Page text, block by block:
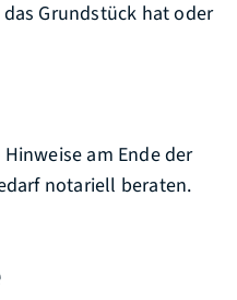
Grundstück hat oder
am Ende der
notariell beraten.